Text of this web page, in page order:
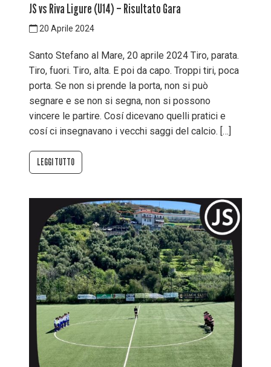
JS vs Riva Ligure (U14) – Risultato Gara
20 Aprile 2024
Santo Stefano al Mare, 20 aprile 2024 Tiro, parata.
Tiro, fuori. Tiro, alta. E poi da capo. Troppi tiri, poca
porta. Se non si prende la porta, non si può
segnare e se non si segna, non si possono
vincere le partire. Cosí dicevano quelli pratici e
cosí ci insegnavano i vecchi saggi del calcio. […]
LEGGI TUTTO